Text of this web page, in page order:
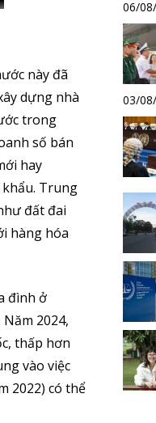
này đã
dựng nhà
trong
số bán
hay
Trung
đất đai
hàng hóa
đình ở
2024,
thấp hơn
vào việc
2022) có thể
06/
03/